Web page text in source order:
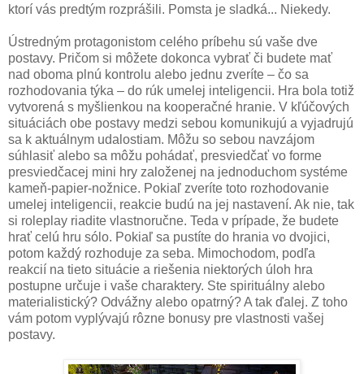
ktorí vás predtým rozprášili. Pomsta je sladká... Niekedy.
Ústredným protagonistom celého príbehu sú vaše dve
postavy. Pričom si môžete dokonca vybrať či budete mať
nad oboma plnú kontrolu alebo jednu zveríte – čo sa
rozhodovania týka – do rúk umelej inteligencii. Hra bola totiž
vytvorená s myšlienkou na kooperačné hranie. V kľúčových
situáciách obe postavy medzi sebou komunikujú a vyjadrujú
sa k aktuálnym udalostiam. Môžu so sebou navzájom
súhlasiť alebo sa môžu pohádať, presviedčať vo forme
presviedčacej mini hry založenej na jednoduchom systéme
kameň-papier-nožnice. Pokiaľ zveríte toto rozhodovanie
umelej inteligencii, reakcie budú na jej nastavení. Ak nie, tak
si roleplay riadite vlastnoručne. Teda v prípade, že budete
hrať celú hru sólo. Pokiaľ sa pustíte do hrania vo dvojici,
potom každý rozhoduje za seba. Mimochodom, podľa
reakcií na tieto situácie a riešenia niektorých úloh hra
postupne určuje i vaše charaktery. Ste spirituálny alebo
materialistický? Odvážny alebo opatrný? A tak ďalej. Z toho
vám potom vyplývajú rôzne bonusy pre vlastnosti vašej
postavy.